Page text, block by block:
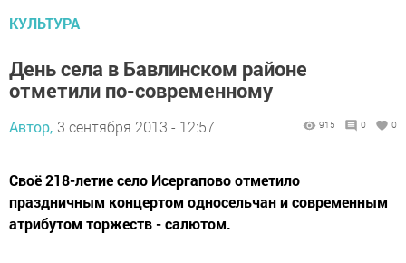
КУЛЬТУРА
День села в Бавлинском районе
отметили по-современному
Автор, 3 сентября 2013 - 12:57 915 0 0
Своё 218-летие село Исергапово отметило
праздничным концертом односельчан и современным
атрибутом торжеств - салютом.